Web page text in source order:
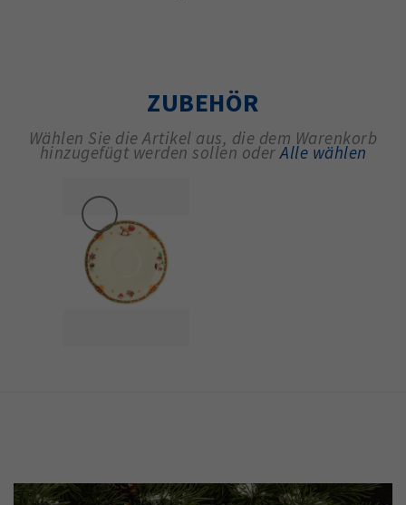
ZUBEHÖR
Wählen Sie die Artikel aus, die dem Warenkorb
hinzugefügt werden sollen oderAlle wählen